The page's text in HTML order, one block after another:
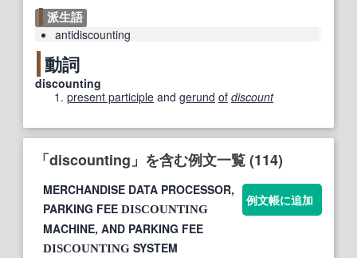
派生語
antidiscounting
動詞
discounting
present participle and gerund of discount
「discounting」を含む例文一覧 (114)
MERCHANDISE DATA PROCESSOR,
PARKING FEE DISCOUNTING
MACHINE, AND PARKING FEE
DISCOUNTING SYSTEM
例文帳に追加